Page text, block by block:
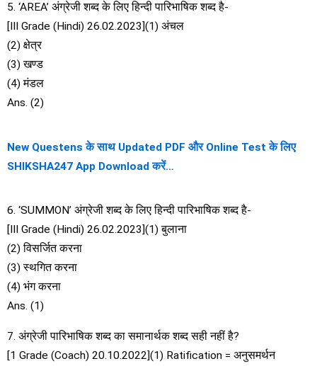
5. ‘AREA’ अंग्रेजी शब्द के लिए हिन्दी पारिभाषिक शब्द है-
[III Grade (Hindi) 26.02.2023](1) अंचल
(2) क्षेत्र
(3) खण्ड
(4) मंडल
Ans. (2)
New Questens के साथ Updated PDF और Online Test के लिए
SHIKSHA247 App Download करें…
6. ‘SUMMON’ अंग्रेजी शब्द के लिए हिन्दी पारिभाषिक शब्द है-
[III Grade (Hindi) 26.02.2023](1) बुलाना
(2) विसर्जित करना
(3) स्थगित करना
(4) भंग करना
Ans. (1)
7. अंग्रेजी पारिभाषिक शब्द का समानार्थक शब्द सही नहीं है?
[1 Grade (Coach) 20.10.2022](1) Ratification = अनुसमर्थन